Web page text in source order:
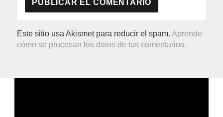
Este sitio usa Akismet para reducir el spam.Aprende
cómo se procesan los datos de tus comentarios.